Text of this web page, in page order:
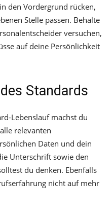
den Vordergrund rücken,
Stelle passen. Behalte
versuchen,
auf deine Persönlichkeit
Standards
Lebenslauf machst du
relevanten
Daten und dein
Unterschrift sowie den
du denken. Ebenfalls
nicht auf mehr